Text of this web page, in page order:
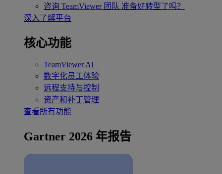
咨询 TeamViewer 团队 准备好转型了吗？
深入了解平台
核心功能
TeamViewer AI
数字化员工体验
远程支持与控制
资产和补丁管理
查看所有功能
Gartner 2026 年报告